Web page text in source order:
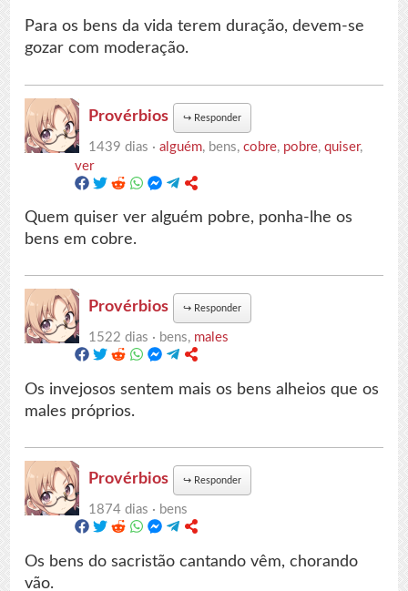
Para os bens da vida terem duração, devem-se
gozar com moderação.
Provérbios ↪ Responder
1439 dias ·alguém, bens,cobre, pobre,quiser,
ver
Quem quiser ver alguém pobre, ponha-lhe os
bens em cobre.
Provérbios ↪ Responder
1522 dias · bens, males
Os invejosos sentem mais os bens alheios que os
males próprios.
Provérbios ↪ Responder
1874 dias · bens
Os bens do sacristão cantando vêm, chorando
vão.